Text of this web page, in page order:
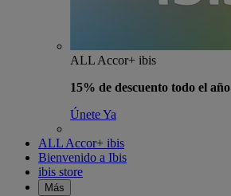
ALL Accor+ ibis
15% de descuento todo el año
Únete Ya
ALL Accor+ ibis
Bienvenido a Ibis
ibis store
Más